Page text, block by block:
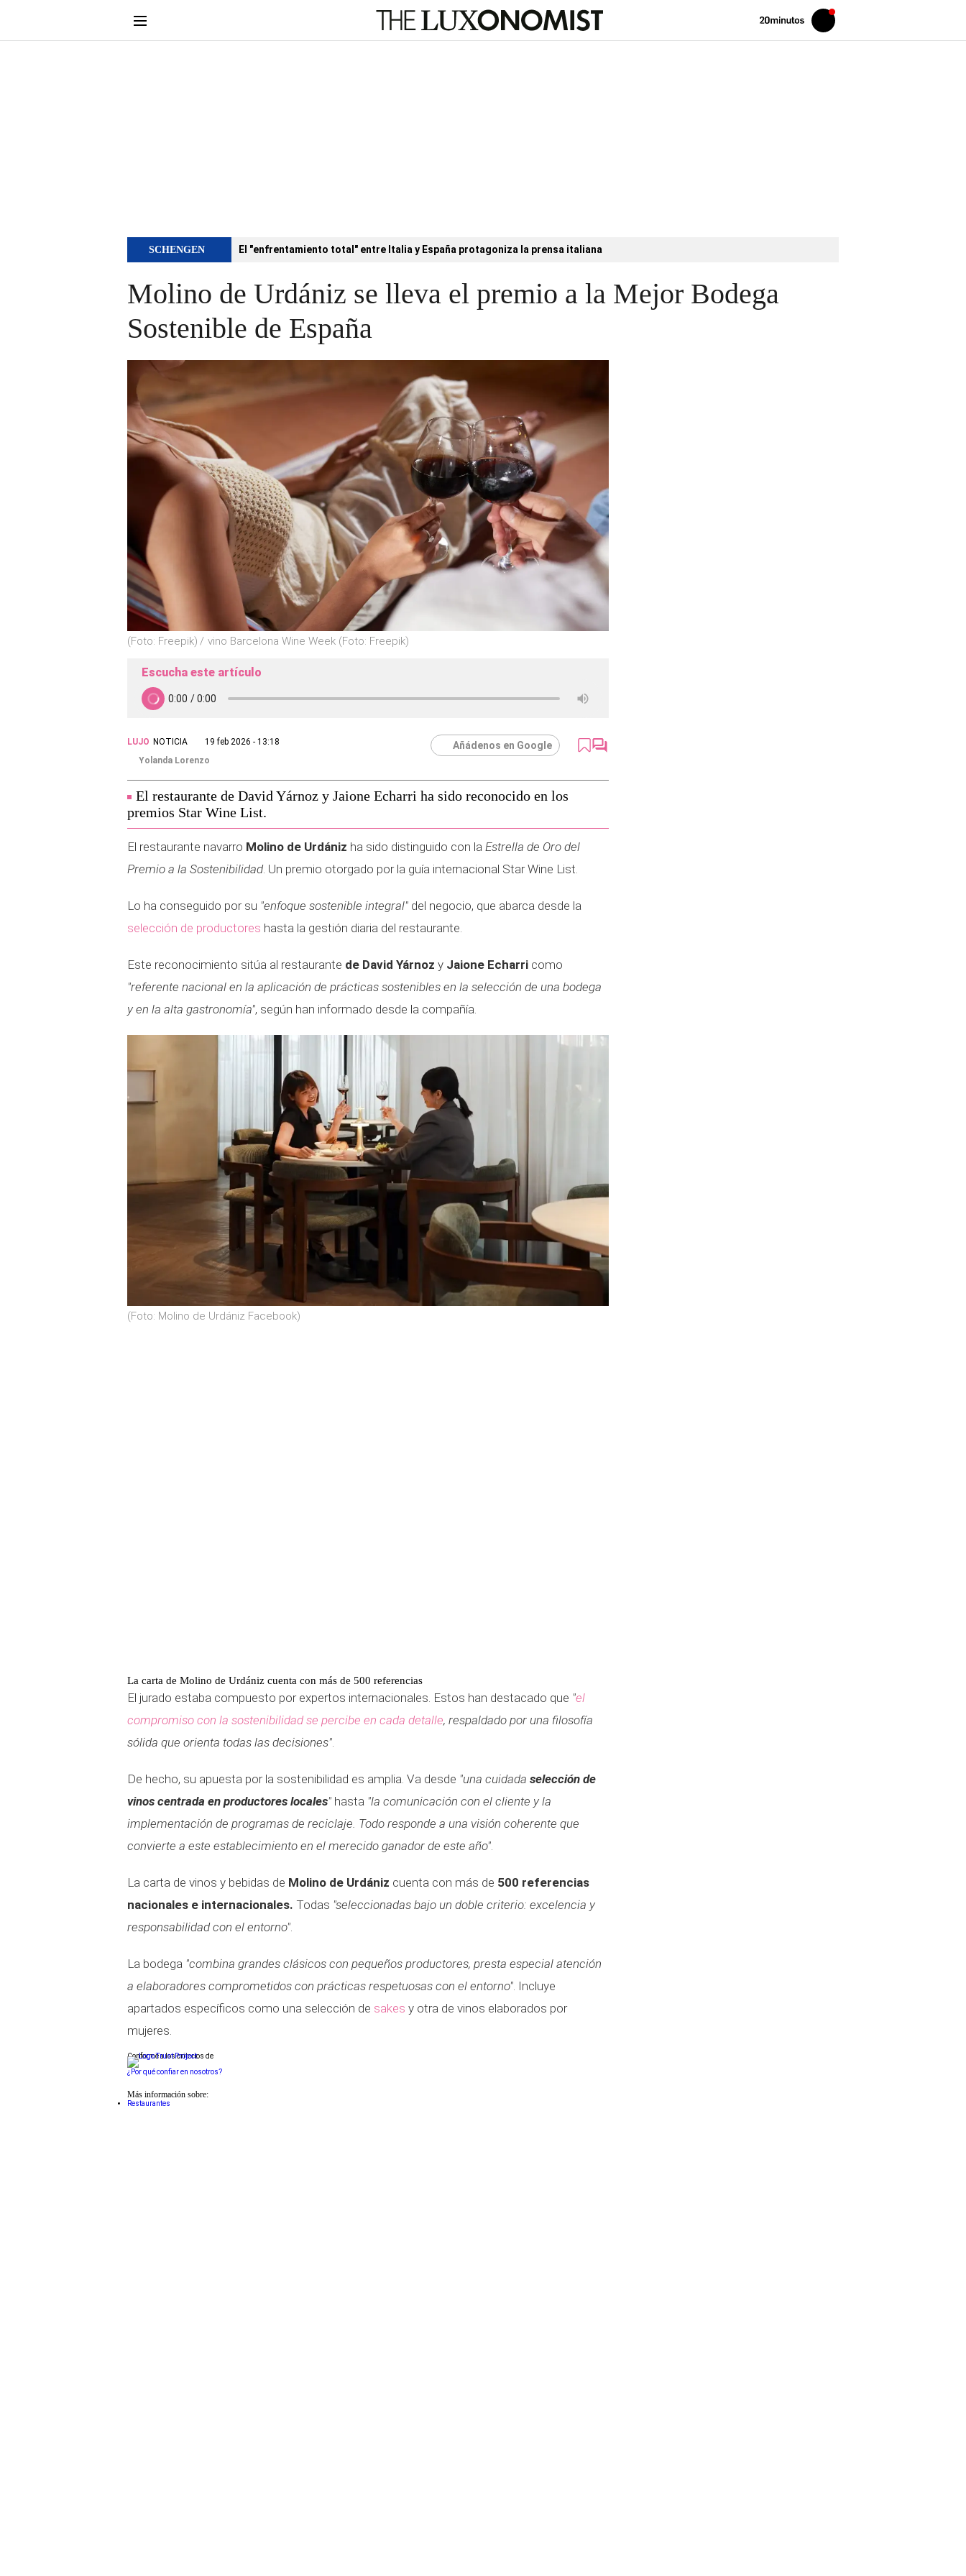
Volver
Iniciar
sesión
SCHENGEN El "enfrentamiento total" entre Italia y España protagoniza la prensa italiana
Molino de Urdániz se lleva el premio a la Mejor Bodega
Sostenible de España
(Foto: Freepik) vino Barcelona Wine Week (Foto: Freepik)
Escucha este artículo
LUJO NOTICIA
19 feb 2026 - 13:18
Yolanda Lorenzo
Añádenos en Google
El restaurante de David Yárnoz y Jaione Echarri ha sido reconocido en los
premios Star Wine List.
El restaurante navarro Molino de Urdániz ha sido distinguido con la Estrella de Oro del
Premio a la Sostenibilidad. Un premio otorgado por la guía internacional Star Wine List.
Lo ha conseguido por su "enfoque sostenible integral" del negocio, que abarca desde la
selección de productores hasta la gestión diaria del restaurante.
Este reconocimiento sitúa al restaurante de David Yárnoz y Jaione Echarri como
"referente nacional en la aplicación de prácticas sostenibles en la selección de una bodega
y en la alta gastronomía", según han informado desde la compañía.
(Foto: Molino de Urdániz Facebook)
La carta de Molino de Urdániz cuenta con más de 500 referencias
El jurado estaba compuesto por expertos internacionales. Estos han destacado que "el
compromiso con la sostenibilidad se percibe en cada detalle, respaldado por una filosofía
sólida que orienta todas las decisiones"
De hecho, su apuesta por la sostenibilidad es amplia. Va desde "una cuidada selección de
vinos centrada en productores locales" hasta "la comunicación con el cliente y la
implementación de programas de reciclaje. Todo responde a una visión coherente que
convierte a este establecimiento en el merecido ganador de este año"
La carta de vinos y bebidas de Molino de Urdániz cuenta con más de 500 referencias
nacionales e internacionales. Todas "seleccionadas bajo un doble criterio: excelencia y
responsabilidad con el entorno"
La bodega "combina grandes clásicos con pequeños productores, presta especial atención
a elaboradores comprometidos con prácticas respetuosas con el entorno" . Incluye
apartados específicos como una selección de sakes y otra de vinos elaborados por
mujeres.
Conforme a los criterios de
¿Por qué confiar en nosotros?
Más información sobre:
Restaurantes